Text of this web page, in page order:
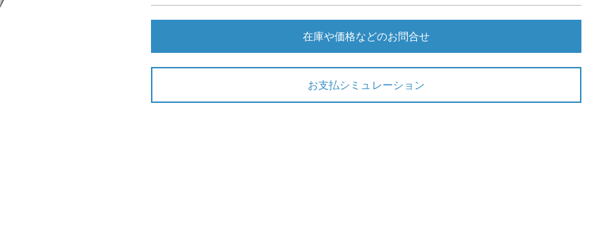
在庫や価格などのお問合せ
お支払シミュレーション